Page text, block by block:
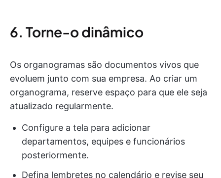
6. Torne-o dinâmico
Os organogramas são documentos vivos que
evoluem junto com sua empresa. Ao criar um
organograma, reserve espaço para que ele seja
atualizado regularmente.
Configure a tela para adicionar
departamentos, equipes e funcionários
posteriormente.
Defina lembretes no calendário e revise seu